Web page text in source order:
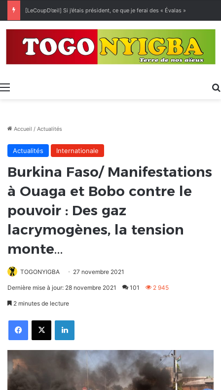
[LeCoupD’œil] Si j’étais président, ce que je ferai des « Évalas »
Menu
Accueil / Actualités
Actualités Internationale
Burkina Faso/ Manifestations
à Ouaga et Bobo contre le
pouvoir : Des gaz
lacrymogènes, la tension
monte…
TOGONYIGBA 27 novembre 2021
Dernière mise à jour: 28 novembre 2021 101 2 945
2 minutes de lecture
FacebookX Linkedin